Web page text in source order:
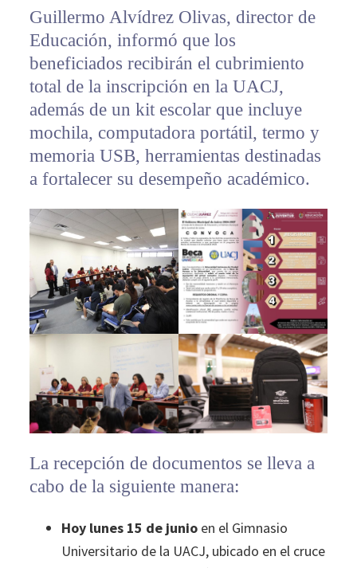
Guillermo Alvídrez Olivas, director de
Educación, informó que los
beneficiados recibirán el cubrimiento
total de la inscripción en la UACJ,
además de un kit escolar que incluye
mochila, computadora portátil, termo y
memoria USB, herramientas destinadas
a fortalecer su desempeño académico.
La recepción de documentos se lleva a
cabo de la siguiente manera:
Hoy lunes 15 de junioen el Gimnasio
Universitario de la UACJ, ubicado en el cruce